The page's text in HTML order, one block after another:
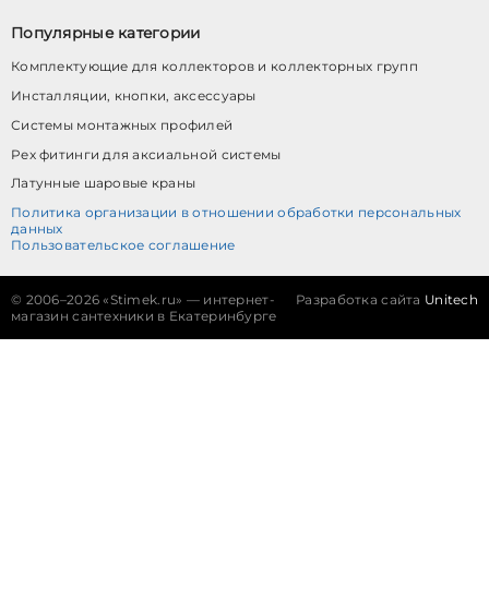
Популярные категории
Комплектующие для коллекторов и коллекторных групп
Инсталляции, кнопки, аксессуары
Системы монтажных профилей
Pex фитинги для аксиальной системы
Латунные шаровые краны
Политика организации в отношении обработки персональных
данных
Пользовательское соглашение
© 2006–2026 «Stimek.ru» — интернет-
магазин сантехники в Екатеринбурге
Разработка сайта Unitech